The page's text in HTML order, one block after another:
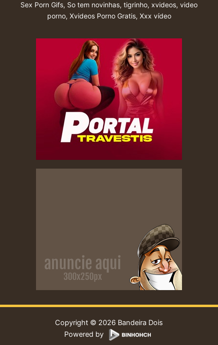
Sex Porn Gifs, So tem novinhas, tigrinho, xvideos, video
porno, Xvideos Porno Gratis, Xxx vídeo
Copyright © 2026 Bandeira Dois
Powered by